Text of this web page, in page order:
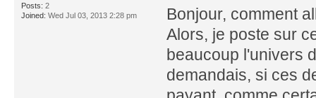
Posts: 2
Joined: Wed Jul 03, 2013 2:28 pm
Bonjour, comment
Alors, je poste sur
beaucoup l'univers
demandais, si ces